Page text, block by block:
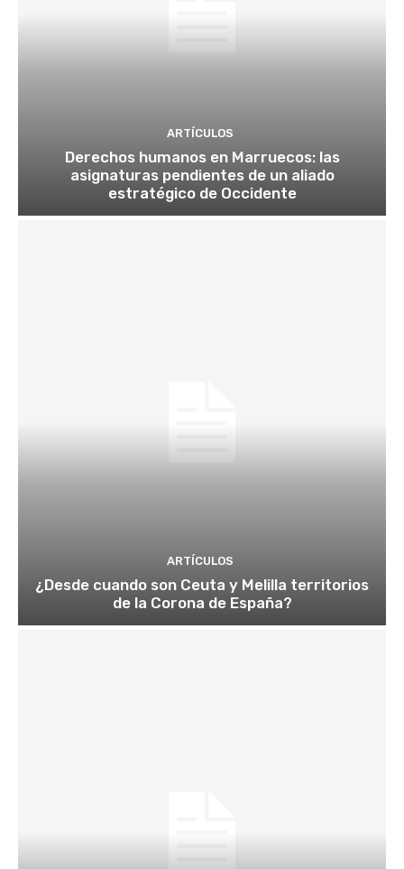
ARTÍCULOS
Derechos humanos en Marruecos: las
asignaturas pendientes de un aliado
estratégico de Occidente
ARTÍCULOS
¿Desde cuando son Ceuta y Melilla territorios
de la Corona de España?